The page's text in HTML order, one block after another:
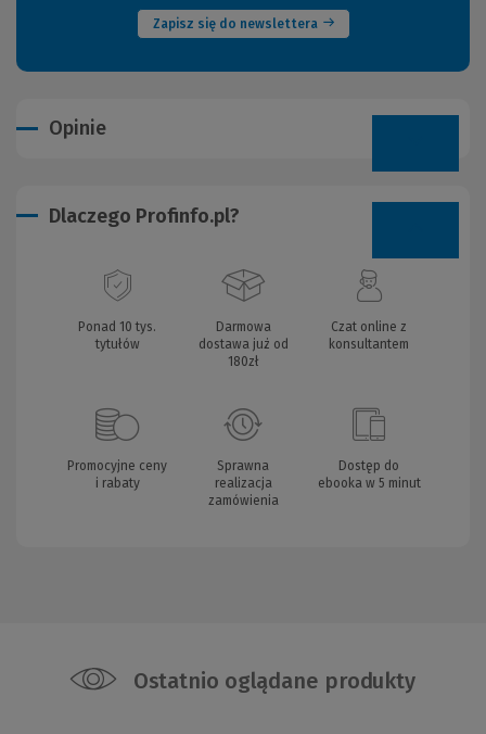
Zapisz się do newslettera
Opinie
Dlaczego Profinfo.pl?
Ponad 10 tys.
tytułów
Darmowa
dostawa już od
180zł
Czat online z
konsultantem
Promocyjne ceny
i rabaty
Sprawna
realizacja
zamówienia
Dostęp do
ebooka w 5 minut
Ostatnio oglądane produkty